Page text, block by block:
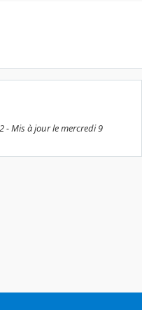
- Mis à jour le mercredi 9